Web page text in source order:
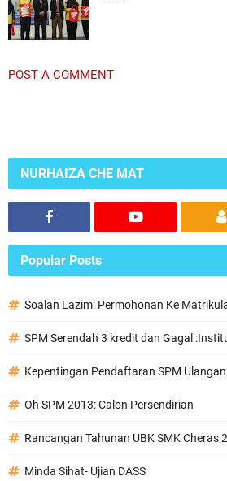
POST A COMMENT
NURHAIZA CHE MAT
Popular Posts
Soalan Lazim: Permohonan Ke
SPM Serendah 3 kredit dan Gagal
Kepentingan Pendaftaran SPM
Oh SPM 2013: Calon Persendirian
Rancangan Tahunan UBK SMK Cheras
Minda Sihat- Ujian DASS